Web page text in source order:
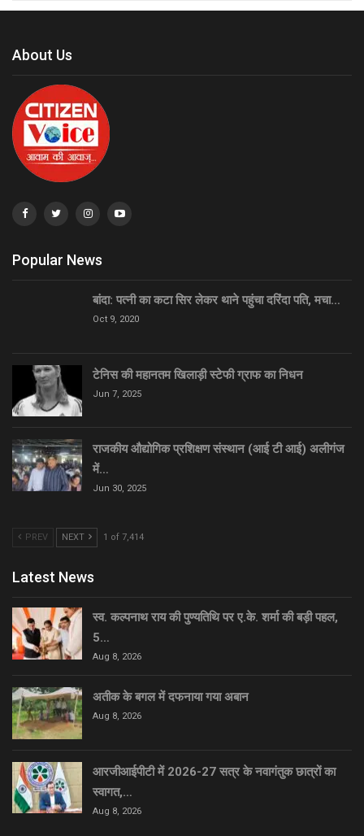
About Us
Popular News
बांदा: पत्नी का कटा सिर लेकर थाने पहुंचा दरिंदा पति, मचा…
Oct 9, 2020
टेनिस की महानतम खिलाड़ी स्टेफी ग्राफ का निधन
Jun 7, 2025
राजकीय औद्योगिक प्रशिक्षण संस्थान (आई टी आई) अलीगंज
में…
Jun 30, 2025
PREV NEXT 1 of 7,414
Latest News
स्व. कल्पनाथ राय की पुण्यतिथि पर ए.के. शर्मा की बड़ी पहल,
5…
Aug 8, 2026
अतीक के बगल में दफनाया गया अबान
Aug 8, 2026
आरजीआईपीटी में 2026-27 सत्र के नवागंतुक छात्रों का
स्वागत,…
Aug 8, 2026